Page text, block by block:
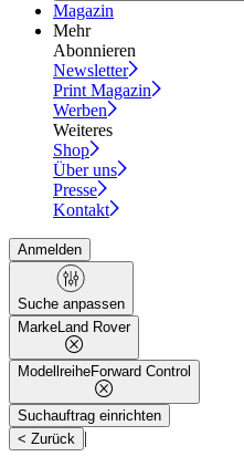
Magazin
Mehr
Abonnieren
Newsletter
Print Magazin
Werben
Weiteres
Shop
Über uns
Presse
Kontakt
Anmelden
Suche anpassen
MarkeLand Rover
ModellreiheForward Control
Suchauftrag einrichten
< Zurück |